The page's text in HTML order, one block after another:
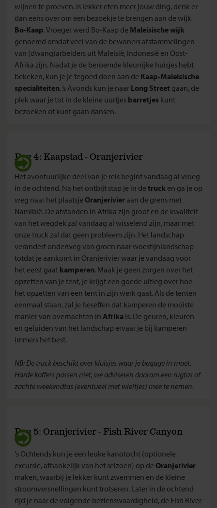
wijnen te proeven. Is lekker eten meer jouw ding, denk er
dan eens over om een bezoekje te brengen aan de wijk
Bo-Kaap. Vroeger werd Bo-Kaap de Maleisische wijk
genoemd omdat veel van de bewoners afstammelingen
van (dwang)arbeiders uit Maleisië, Indonesië en Oost-
Afrika zijn. Nadat je de beroemde kleurrijke huisjes hebt
bekeken, kun je je tegoed doen aan de Kaap-Maleisische
specialiteiten. ‘s Avonds kun je naar Long Street gaan, de
plek waar je tot in de kleine uurtjes barretjes kunt
bezoeken of kunt gaan dansen.
Dag 4: Kaapstad - Oranjerivier
Het avontuurlijke deel van je reis begint vandaag al vroeg
in de ochtend. Na het ontbijt stap je in de truck en ga je op
weg naar het plaatsje Oranjerivier aan de grens met
Namibië. De afstanden in Afrika zijn groot en de kwaliteit
van het wegdek zal vandaag al wisselend zijn, maar met
onze truck zal dat geen probleem zijn. Het landschap
verandert onderweg van groen naar woestijnlandschap
totdat je aankomt in Oranjerivier waar je vandaag voor
het eerst gaat kamperen. Maak je geen zorgen over het
opzetten van je tent, je krijgt een goede uitleg over hoe
het opzetten van een tent in zijn werk gaat. Als de tenten
eenmaal staan, zal je beseffen dat kamperen de mooiste
manier van overnachten in Afrika is. De geuren, kleuren
en geluiden van het landschap ervaar je bij kamperen
immers het best.
NB: De truck beschikt over kluisjes waar je bagage in moet.
Harde koffers passen niet, we adviseren daarom een rugtas of
zachte weekendtas (eventueel met wieltjes) mee te nemen.
Dag 5: Oranjerivier - Fish River Canyon
's Ochtends kun je een leuke kanotocht (optionele
excursie, afhankelijk van het seizoen) op de Oranjerivier
maken, waarbij je lekker kunt zwemmen en de kleine
stroomversnellingen kunt trotseren. Later in de ochtend
rijd je naar de volgende bezienswaardigheid, de Fish River